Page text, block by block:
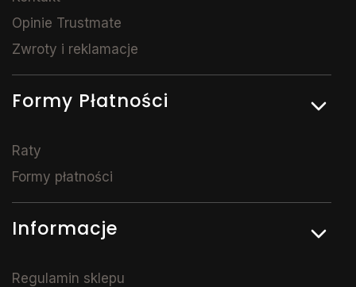
Opinie Trustmate
Zwroty i reklamacje
Formy Płatności
Raty
Formy płatności
Informacje
Regulamin sklepu